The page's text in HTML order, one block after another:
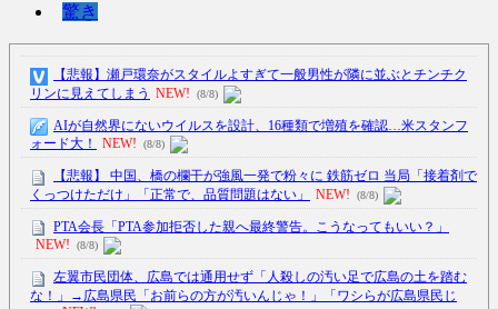
驚き
【悲報】瀬戸環奈がスタイルよすぎて一般男性が隣に並ぶとチンチク
リンに見えてしまう NEW! (8/8)
AIが自然界にないウイルスを設計、16種類で増殖を確認…米スタンフ
ォード大！
NEW! (8/8)
【悲報】 中国、橋の欄干が強風一発で粉々に 鉄筋ゼロ 当局「接着剤で
くっつけただけ」「正常で、品質問題はない」
NEW! (8/8)
PTA会長「PTA参加拒否した親へ最終警告。こうなってもいい？」
NEW!
(8/8)
左翼市民団体、広島では通用せず「人殺しの汚い足で広島の土を踏む
な！」→広島県民「お前らの方が汚いんじゃ！」「ワシらが広島県民じ